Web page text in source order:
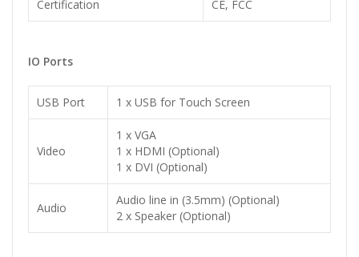
Certification CE, FCC
IO Ports
USB Port 1 x USB for Touch Screen
Video
1 x VGA
1 x HDMI (Optional)
1 x DVI (Optional)
Audio
Audio line in (3.5mm) (Optional)
2 x Speaker (Optional)